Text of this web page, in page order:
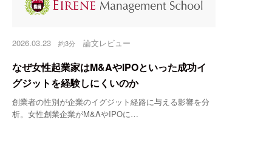
2026.03.23 約3分 論文レビュー
なぜ女性起業家はM&AやIPOといった成功イ
グジットを経験しにくいのか
創業者の性別が企業のイグジット経路に与える影響を分
析。女性創業企業がM&AやIPOに…